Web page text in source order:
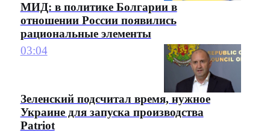
МИД: в политике Болгарии в
отношении России появились
рациональные элементы
03:04
Зеленский подсчитал время, нужное
Украине для запуска производства
Patriot